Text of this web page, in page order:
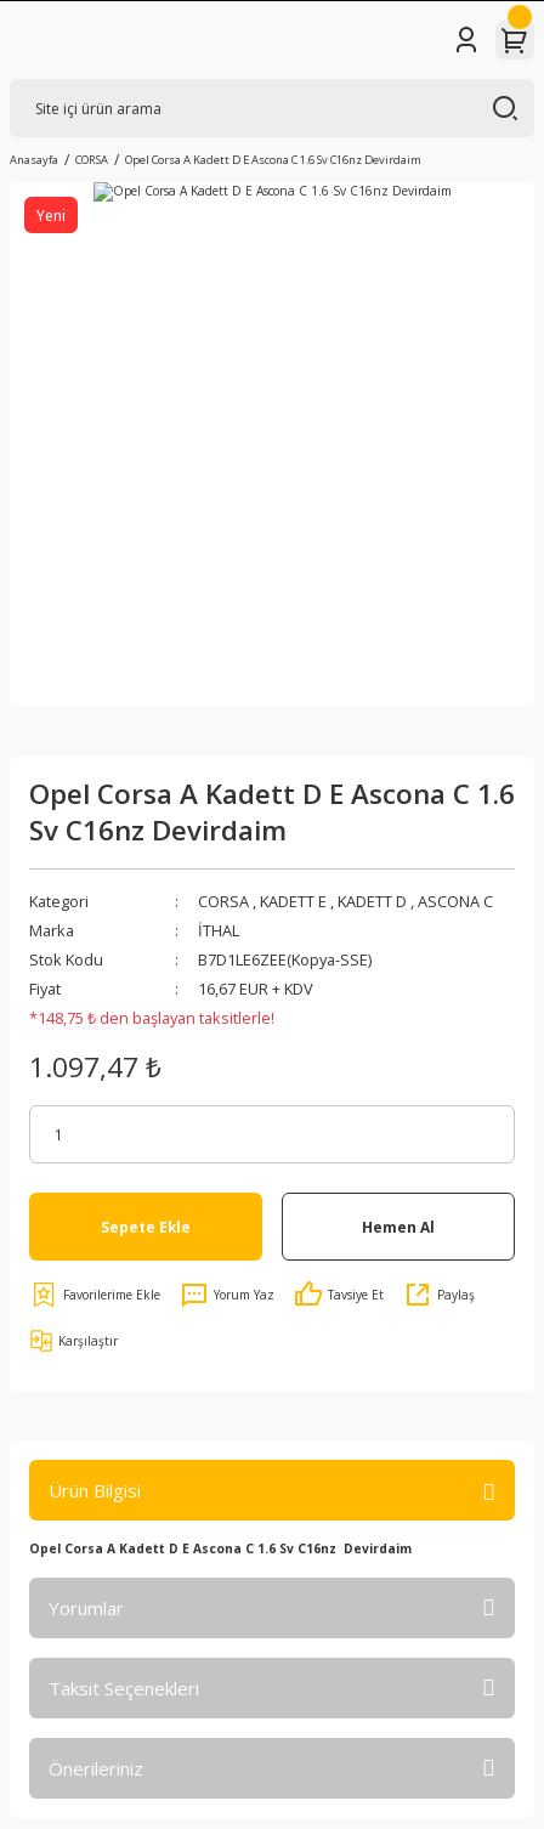
Anasayfa CORSA Opel Corsa A Kadett D E Ascona C 1.6 Sv C16nz Devirdaim
Yeni
Opel Corsa A Kadett D E Ascona C 1.6
Sv C16nz Devirdaim
Kategori CORSA ,KADETT E ,KADETT D ,ASCONA C
Marka
İTHAL
Stok Kodu
B7D1LE6ZEE(Kopya-SSE)
Fiyat
16,67 EUR + KDV
*148,75 ₺ den başlayan taksitlerle!
1.097,47 ₺
Sepete Ekle Hemen Al
Yorum Yaz Tavsiye Et Paylaş
Karşılaştır
Ürün Bilgisi
Opel Corsa A Kadett D E Ascona C 1.6 Sv C16nz Devirdaim
Yorumlar
Taksit Seçenekleri
Önerileriniz